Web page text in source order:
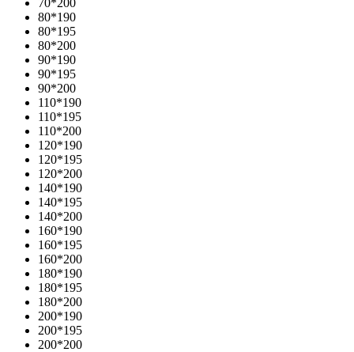
80*190
80*195
80*200
90*190
90*195
90*200
110*190
110*195
110*200
120*190
120*195
120*200
140*190
140*195
140*200
160*190
160*195
160*200
180*190
180*195
180*200
200*190
200*195
200*200